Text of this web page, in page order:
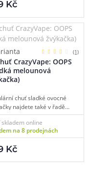
letních dnů, ale také pro
Kč
(1)
CrazyVape: OOPS
melounová
chuť sladké ovocné
najdete také v řadě
CrazyVape. Vychutnejte si
a jemnou chuť sladké
žvýkačky, co se vám
zkrátka nelze odolat.
skladem online
na 8 prodejnách
Kč